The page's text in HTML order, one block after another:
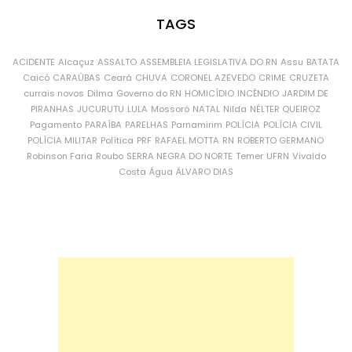
TAGS
ACIDENTE Alcaçuz ASSALTO ASSEMBLEIA LEGISLATIVA DO RN Assu BATATA
Caicó CARAÚBAS Ceará CHUVA CORONEL AZEVEDO CRIME CRUZETA
currais novos Dilma Governo do RN HOMICÍDIO INCÊNDIO JARDIM DE
PIRANHAS JUCURUTU LULA Mossoró NATAL Nilda NÉLTER QUEIROZ
Pagamento PARAÍBA PARELHAS Parnamirim POLÍCIA POLÍCIA CIVIL
POLÍCIA MILITAR Política PRF RAFAEL MOTTA RN ROBERTO GERMANO
Robinson Faria Roubo SERRA NEGRA DO NORTE Temer UFRN Vivaldo
Costa Água ÁLVARO DIAS